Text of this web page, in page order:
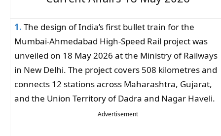
1. The design of India’s first bullet train for the
Mumbai-Ahmedabad High-Speed Rail project was
unveiled on 18 May 2026 at the Ministry of Railways
in New Delhi. The project covers 508 kilometres and
connects 12 stations across Maharashtra, Gujarat,
and the Union Territory of Dadra and Nagar Haveli.
Advertisement